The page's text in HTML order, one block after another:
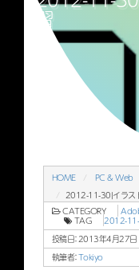
習
HOME PC & Web
2012-11-30|イラス
CATEGORY
TAG
2012-
投稿日：2013年4月27日
執筆者：Tokiyo